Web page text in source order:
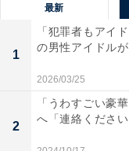
最新
1
「犯罪者もアイ
の男性アイドル
2026/03/25
2
「うわすごい豪
へ「連絡くださ